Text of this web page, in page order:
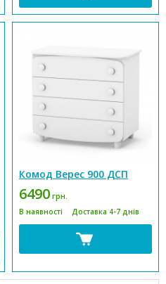
Комод Верес 900 ДСП
6490 грн.
В наявності Доставка 4-7 днів